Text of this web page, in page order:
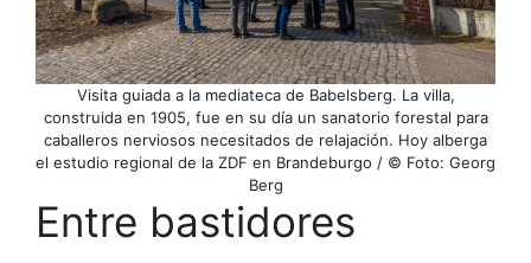
Visita guiada a la mediateca de Babelsberg. La villa,
construida en 1905, fue en su día un sanatorio forestal para
caballeros nerviosos necesitados de relajación. Hoy alberga
el estudio regional de la ZDF en Brandeburgo / © Foto: Georg
Berg
Entre bastidores